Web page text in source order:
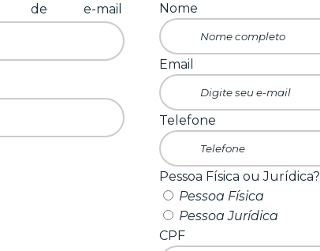
de e-mail Nome
Email
Telefone
Pessoa Física ou Jurídica?
Pessoa Física
Pessoa Jurídica
CPF